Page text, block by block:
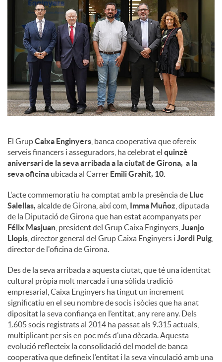
s
El GrupCaixa Enginyers , banca cooperativa que ofereix
serveis financers i asseguradors, ha celebrat el quinzè
aniversari de la seva arribada a la ciutat de Girona, a la
seva oficina ubicada al Carrer Emili Grahit, 10.
L'acte commemoratiu ha comptat amb la presència de Lluc
Salellas, alcalde de Girona, així com, Imma Muñoz , diputada
de la Diputació de Girona que han estat acompanyats per
Félix Masjuan , president del Grup Caixa Enginyers, Juanjo
Llopis , director general del Grup Caixa Enginyers i Jordi Puig
director de l'oficina de Girona.
Des de la seva arribada a aquesta ciutat, que té una identitat
cultural pròpia molt marcada i una sòlida tradició
empresarial, Caixa Enginyers ha tingut un increment
significatiu en el seu nombre de socis i sòcies que ha anat
dipositat la seva confiança en l’entitat, any rere any. Dels
1.605 socis registrats al 2014 ha passat als 9.315 actuals,
multiplicant per sis en poc més d’una dècada. Aquesta
evolució reflecteix la consolidació del model de banca
cooperativa que defineix l’entitat i la seva vinculació amb una